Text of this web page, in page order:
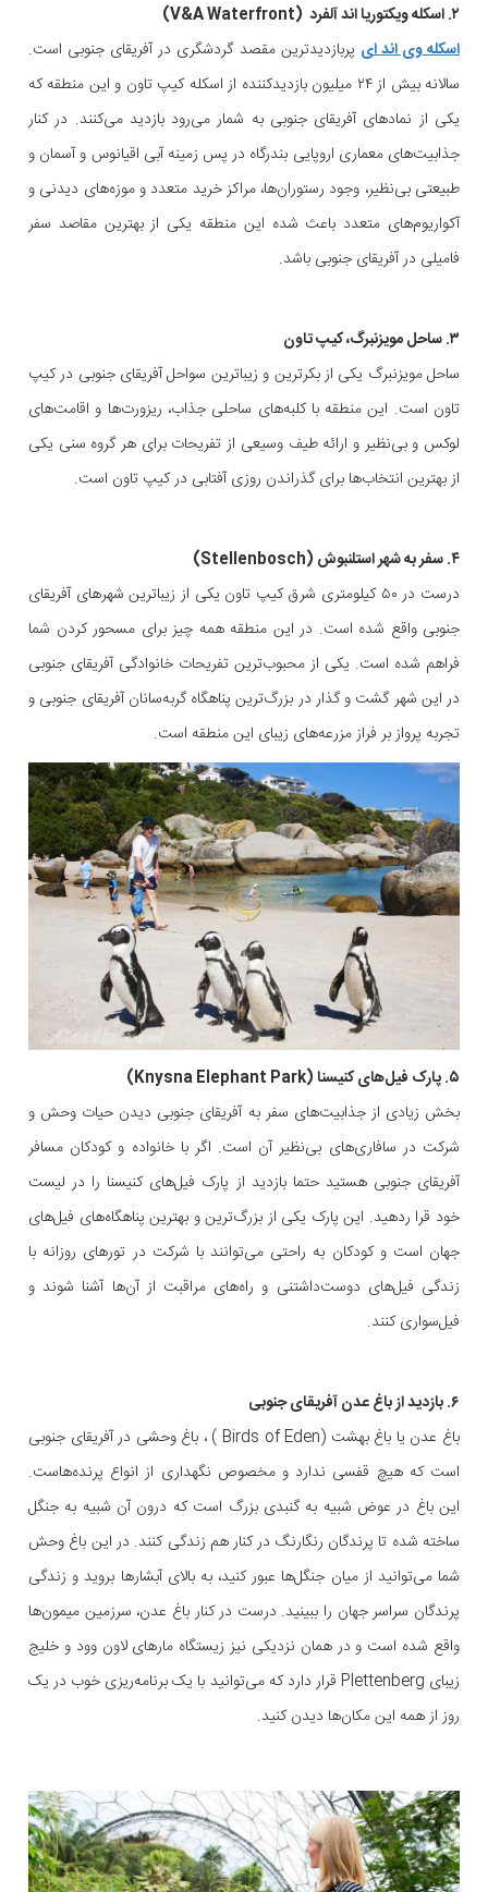
۲. اسکله ویکتوریا اند آلفرد (V&A Waterfront)
اسکله وی اند ای پربازدیدترین مقصد گردشگری در آفریقای جنوبی است.
سالانه بیش از ۲۴ میلیون بازدیدکننده از اسکله کیپ تاون و این منطقه که
یکی از نمادهای آفریقای جنوبی به شمار می‌رود بازدید می‌کنند. در کنار
جذابیت‌های معماری اروپایی بندرگاه در پس زمینه آبی اقیانوس و آسمان و
طبیعتی بی‌نظیر، وجود رستوران‌ها، مراکز خرید متعدد و موزه‌های دیدنی و
آکواریوم‌های متعدد باعث شده این منطقه یکی از بهترین مقاصد سفر
فامیلی در آفریقای جنوبی باشد.
۳. ساحل مویزنبرگ، کیپ تاون
ساحل مویزنبرگ یکی از بکرترین و زیباترین سواحل آفریقای جنوبی در کیپ
تاون است. این منطقه با کلبه‌های ساحلی جذاب، ریزورت‌ها و اقامت‌های
لوکس و بی‌نظیر و ارائه طیف وسیعی از تفریحات برای هر گروه سنی یکی
از بهترین انتخاب‌ها برای گذراندن روزی آفتابی در کیپ تاون است.
۴. سفر به شهر استلنبوش (Stellenbosch)
درست در ۵۰ کیلومتری شرق کیپ تاون یکی از زیباترین شهرهای آفریقای
جنوبی واقع شده است. در این منطقه همه چیز برای مسحور کردن شما
فراهم شده است. یکی از محبوب‌ترین تفریحات خانوادگی آفریقای جنوبی
در این شهر گشت و گذار در بزرگ‌ترین پناهگاه گربه‌سانان آفریقای جنوبی و
تجربه پرواز بر فراز مزرعه‌های زیبای این منطقه است.
۵. پارک فیل‌های کنیسنا (Knysna Elephant Park)
بخش زیادی از جذابیت‌های سفر به آفریقای جنوبی دیدن حیات وحش و
شرکت در سافاری‌های بی‌نظیر آن است. اگر با خانواده و کودکان مسافر
آفریقای جنوبی هستید حتما بازدید از پارک فیل‌های کنیسنا را در لیست
خود قرا ردهید. این پارک یکی از بزرگ‌ترین و بهترین پناهگاه‌های فیل‌های
جهان است و کودکان به راحتی می‌توانند با شرکت در تورهای روزانه با
زندگی فیل‌های دوست‌داشتنی و راه‌های مراقبت از آن‌ها آشنا شوند و
فیل‌سواری کنند.
۶. بازدید از باغ عدن آفریقای جنوبی
باغ عدن یا باغ بهشت (Birds of Eden ) ، باغ وحشی در آفریقای جنوبی
است که هیچ قفسی ندارد و مخصوص نگهداری از انواع پرنده‌هاست.
این باغ در عوض شبیه به گنبدی بزرگ است که درون آن شبیه به جنگل
ساخته شده تا پرندگان رنگارنگ در کنار هم زندگی کنند. در این باغ وحش
شما می‌توانید از میان جنگل‌ها عبور کنید، به بالای آبشارها بروید و زندگی
پرندگان سراسر جهان را ببینید. درست در کنار باغ عدن، سرزمین میمون‌ها
واقع شده است و در همان نزدیکی نیز زیستگاه مارهای لاون وود و خلیج
زیبای Plettenberg قرار دارد که می‌توانید با یک برنامه‌ریزی خوب در یک
روز از همه این مکان‌ها دیدن کنید.